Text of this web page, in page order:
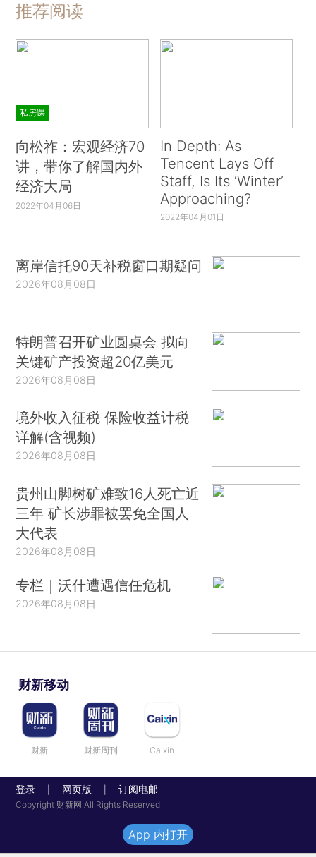
推荐阅读
私房课
向松祚：宏观经济70
讲，带你了解国内外
经济大局
2022年04月06日
In Depth: As
Tencent Lays Off
Staff, Is Its ‘Winter’
Approaching?
2022年04月01日
离岸信托90天补税窗口期疑问
2026年08月08日
特朗普召开矿业圆桌会 拟向
关键矿产投资超20亿美元
2026年08月08日
境外收入征税 保险收益计税
详解(含视频)
2026年08月08日
贵州山脚树矿难致16人死亡近
三年 矿长涉罪被罢免全国人
大代表
2026年08月08日
专栏｜沃什遭遇信任危机
2026年08月08日
财新移动
财新 财新周刊 Caixin
登录 网页版 订阅电邮
Copyright 财新网 All Rights Reserved
App 内打开